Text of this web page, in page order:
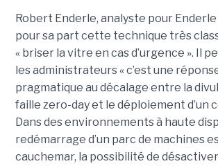
Robert Enderle, analyste pour
pour sa part cette technique très
« briser la vitre en cas d’urgence ». Il
les administrateurs « c’est une
pragmatique au décalage entre la
faille zero-day et le déploiement d’un
Dans des environnements à haute
redémarrage d’un parc de machines
cauchemar, la possibilité de